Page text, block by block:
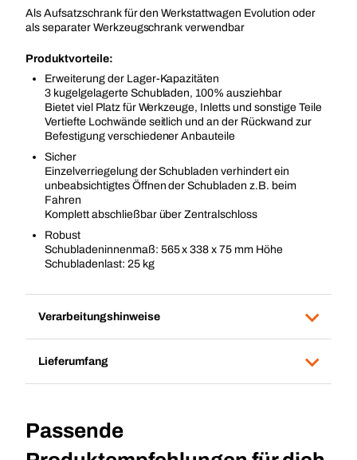
Als Aufsatzschrank für den Werkstattwagen Evolution oder
als separater Werkzeugschrank verwendbar
Produktvorteile:
Erweiterung der Lager-Kapazitäten
3 kugelgelagerte Schubladen, 100% ausziehbar
Bietet viel Platz für Werkzeuge, Inletts und sonstige Teile
Vertiefte Lochwände seitlich und an der Rückwand zur
Befestigung verschiedener Anbauteile
Sicher
Einzelverriegelung der Schubladen verhindert ein
unbeabsichtigtes Öffnen der Schubladen z.B. beim
Fahren
Komplett abschließbar über Zentralschloss
Robust
Schubladeninnenmaß: 565 x 338 x 75 mm Höhe
Schubladenlast: 25 kg
Verarbeitungshinweise
Lieferumfang
Passende